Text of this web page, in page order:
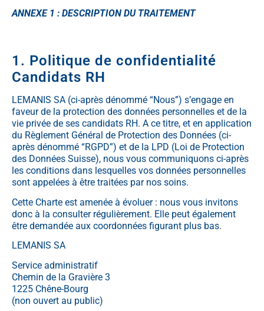
ANNEXE 1 : DESCRIPTION DU TRAITEMENT
1. Politique de confidentialité
Candidats RH
LEMANIS SA (ci-après dénommé “Nous”) s’engage en
faveur de la protection des données personnelles et de la
vie privée de ses candidats RH. A ce titre, et en application
du Règlement Général de Protection des Données (ci-
après dénommé “RGPD”) et de la LPD (Loi de Protection
des Données Suisse), nous vous communiquons ci-après
les conditions dans lesquelles vos données personnelles
sont appelées à être traitées par nos soins.
Cette Charte est amenée à évoluer : nous vous invitons
donc à la consulter régulièrement. Elle peut également
être demandée aux coordonnées figurant plus bas.
LEMANIS SA
Service administratif
Chemin de la Gravière 3
1225 Chêne-Bourg
(non ouvert au public)